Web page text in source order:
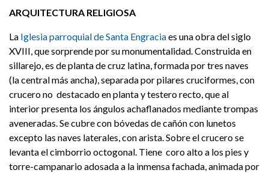
ARQUITECTURA RELIGIOSA
La Iglesia parroquial de Santa Engraciaes una obra del siglo
XVIII, que sorprende por su monumentalidad. Construida en
sillarejo, es de planta de cruz latina, formada por tres naves
(la central más ancha), separada por pilares cruciformes, con
crucero no destacado en planta y testero recto, que al
interior presenta los ángulos achaflanados mediante trompas
aveneradas. Se cubre con bóvedas de cañón con lunetos
excepto las naves laterales, con arista. Sobre el crucero se
levanta el cimborrio octogonal. Tiene coro alto a los pies y
torre-campanario adosada a la inmensa fachada, animada por